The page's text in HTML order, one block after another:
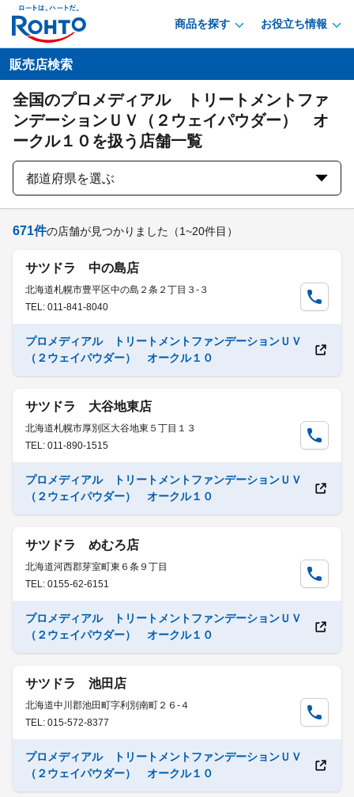
商品を探す お役立ち情報
販売店検索
全国のプロメディアル トリートメントファ
ンデーションＵＶ（２ウェイパウダー） オ
ークル１０を扱う店舗一覧
都道府県を選ぶ
671件の店舗が見つかりました （1~20件目）
サツドラ 中の島店
北海道札幌市豊平区中の島２条２丁目３-３
TEL: 011-841-8040
プロメディアル トリートメントファンデーションＵＶ
（２ウェイパウダー） オークル１０
サツドラ 大谷地東店
北海道札幌市厚別区大谷地東５丁目１３
TEL: 011-890-1515
プロメディアル トリートメントファンデーションＵＶ
（２ウェイパウダー） オークル１０
サツドラ めむろ店
北海道河西郡芽室町東６条９丁目
TEL: 0155-62-6151
プロメディアル トリートメントファンデーションＵＶ
（２ウェイパウダー） オークル１０
サツドラ 池田店
北海道中川郡池田町字利別南町２６-４
TEL: 015-572-8377
プロメディアル トリートメントファンデーションＵＶ
（２ウェイパウダー） オークル１０